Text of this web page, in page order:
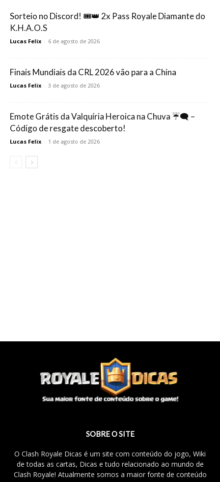
Sorteio no Discord! 🎟️👑 2x Pass Royale Diamante do
K.H.A.O.S
Lucas Felix - 6 de agosto de 2026
Finais Mundiais da CRL 2026 vão para a China
Lucas Felix - 3 de agosto de 2026
Emote Grátis da Valquíria Heroica na Chuva ☔🗨️ –
Código de resgate descoberto!
Lucas Felix - 1 de agosto de 2026
SOBRE O SITE
O Clash Royale Dicas é um site com conteúdo do jogo, Wiki
de todas as cartas, Dicas e tudo relacionado ao mundo de
Clash Royale! Atualmente somos a maior fonte de conteúdo